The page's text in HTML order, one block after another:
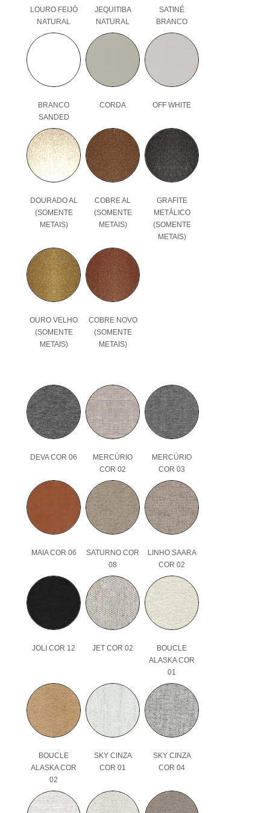
LOURO FEIJÓ
NATURAL
JEQUITIBA
NATURAL
SATINÉ
BRANCO
BRANCO
SANDED
CORDA OFF WHITE
DOURADO AL
(SOMENTE
METAIS)
COBRE AL
(SOMENTE
METAIS)
GRAFITE
METÁLICO
(SOMENTE
METAIS)
OURO VELHO
(SOMENTE
METAIS)
COBRE NOVO
(SOMENTE
METAIS)
DEVA COR 06
MERCÚRIO
COR 02
MERCÚRIO
COR 03
MAIA COR 06
SATURNO COR
08
LINHO SAARA
COR 02
JOLI COR 12 JET COR 02
BOUCLE
ALASKA COR
01
BOUCLE
ALASKA COR
02
SKY CINZA
COR 01
SKY CINZA
COR 04